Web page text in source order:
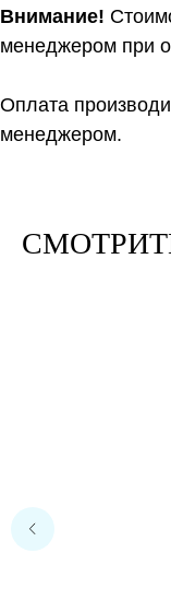
Внимание!
менеджером при
Оплата
менеджером.